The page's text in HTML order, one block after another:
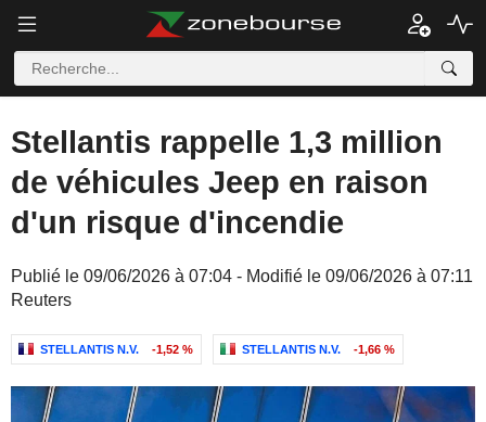
Stellantis rappelle 1,3 million
de véhicules Jeep en raison
d'un risque d'incendie
Publié le 09/06/2026 à 07:04 - Modifié le 09/06/2026 à 07:11
Reuters
STELLANTIS N.V. -1,52 % STELLANTIS N.V. -1,66 %